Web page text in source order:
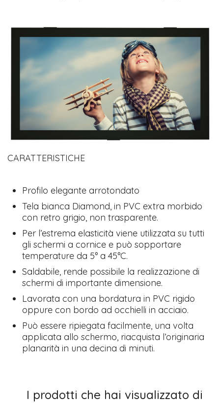
CARATTERISTICHE
Profilo elegante arrotondato
Tela bianca Diamond, in PVC extra morbido
con retro grigio, non trasparente.
Per l’estrema elasticità viene utilizzata su tutti
gli schermi a cornice e può sopportare
temperature da 5° a 45°C.
Saldabile, rende possibile la realizzazione di
schermi di importante dimensione.
Lavorata con una bordatura in PVC rigido
oppure con bordo ad occhielli in acciaio.
Può essere ripiegata facilmente, una volta
applicata allo schermo, riacquista l’originaria
planarità in una decina di minuti.
I prodotti che hai visualizzato di